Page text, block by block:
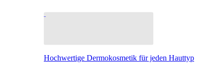
Hochwertige Dermokosmetik für jeden Hauttyp